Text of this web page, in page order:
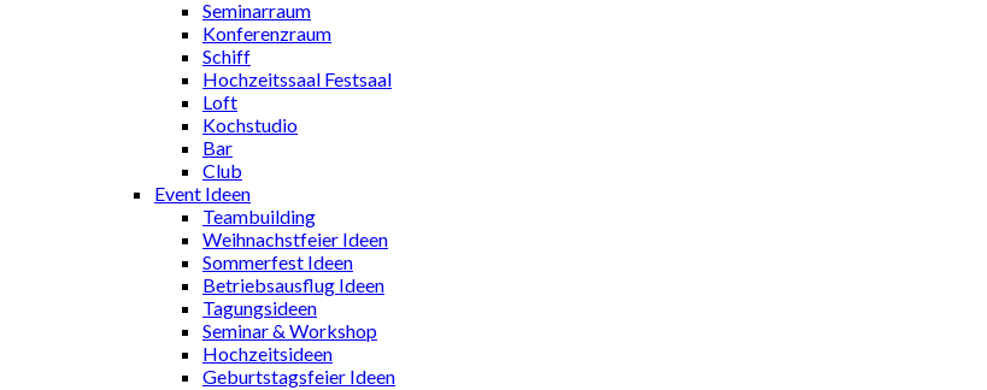
Seminarraum
Konferenzraum
Schiff
Hochzeitssaal Festsaal
Loft
Kochstudio
Bar
Club
Event Ideen
Teambuilding
Weihnachstfeier Ideen
Sommerfest Ideen
Betriebsausflug Ideen
Tagungsideen
Seminar & Workshop
Hochzeitsideen
Geburtstagsfeier Ideen